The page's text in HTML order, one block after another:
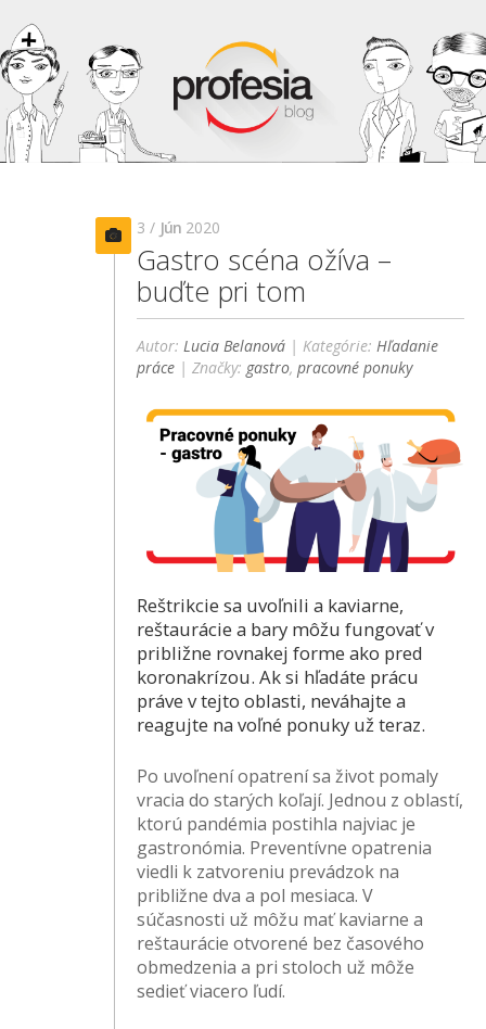
3 / Jún 2020
Gastro scéna ožíva –
buďte pri tom
Autor:Lucia Belanová | Kategórie:Hľadanie
práce | Značky: gastro,pracovné ponuky
Reštrikcie sa uvoľnili a kaviarne,
reštaurácie a bary môžu fungovať v
približne rovnakej forme ako pred
koronakrízou. Ak si hľadáte prácu
práve v tejto oblasti, neváhajte a
reagujte na voľné ponuky už teraz.
Po uvoľnení opatrení sa život pomaly
vracia do starých koľají. Jednou z oblastí,
ktorú pandémia postihla najviac je
gastronómia. Preventívne opatrenia
viedli k zatvoreniu prevádzok na
približne dva a pol mesiaca. V
súčasnosti už môžu mať kaviarne a
reštaurácie otvorené bez časového
obmedzenia a pri stoloch už môže
sedieť viacero ľudí.